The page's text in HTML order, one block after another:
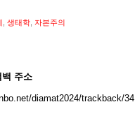
생태학 자본주의
백 주소
diamat2024/trackback/34